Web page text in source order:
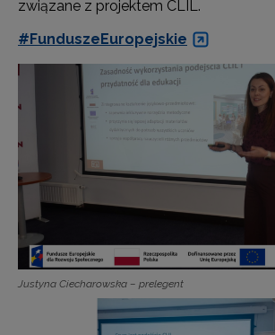
związane z projektem CLIL.
#FunduszeEuropejskie
Justyna Ciecharowska – prelegent